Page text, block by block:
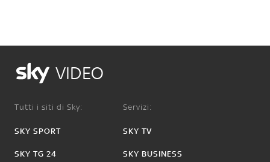
VIDEO
Tutti i siti di Sky:
SKY SPORT
SKY TG 24
Servizi:
SKY TV
SKY BUSINESS